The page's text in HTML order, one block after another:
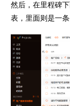
然后，在里程碑
表，里面则是一